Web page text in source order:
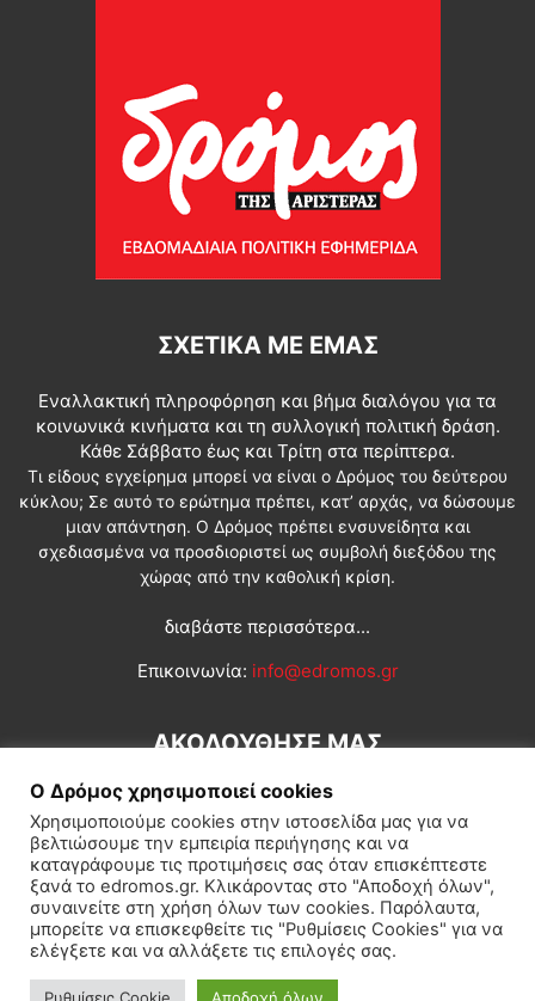
ΣΧΕΤΙΚΆ ΜΕ ΕΜΆΣ
Εναλλακτική πληροφόρηση και βήμα διαλόγου για τα
κοινωνικά κινήματα και τη συλλογική πολιτική δράση.
Κάθε Σάββατο έως και Τρίτη στα περίπτερα.
Τι είδους εγχείρημα μπορεί να είναι ο Δρόμος του δεύτερου
κύκλου; Σε αυτό το ερώτημα πρέπει, κατ’ αρχάς, να δώσουμε
μιαν απάντηση. Ο Δρόμος πρέπει ενσυνείδητα και
σχεδιασμένα να προσδιοριστεί ως συμβολή διεξόδου της
χώρας από την καθολική κρίση.
διαβάστε περισσότερα...
Επικοινωνία: info@edromos.gr
ΑΚΟΛΟΥΘΗΣΕ ΜΑΣ
Εγγραφή συνδρομητή Πολιτική Διεθνή Κοινωνία
Πολιτισμός Αφιερώματα
Ο Δρόμος χρησιμοποιεί cookies
Χρησιμοποιούμε cookies στην ιστοσελίδα μας για να
βελτιώσουμε την εμπειρία περιήγησης και να
καταγράφουμε τις προτιμήσεις σας όταν επισκέπτεστε
ξανά το edromos.gr. Κλικάροντας στο "Αποδοχή όλων",
συναινείτε στη χρήση όλων των cookies. Παρόλαυτα,
μπορείτε να επισκεφθείτε τις "Ρυθμίσεις Cookies" για να
ελέγξετε και να αλλάξετε τις επιλογές σας.